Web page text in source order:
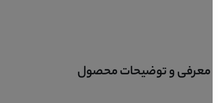
معرفی و توضیحات محصول